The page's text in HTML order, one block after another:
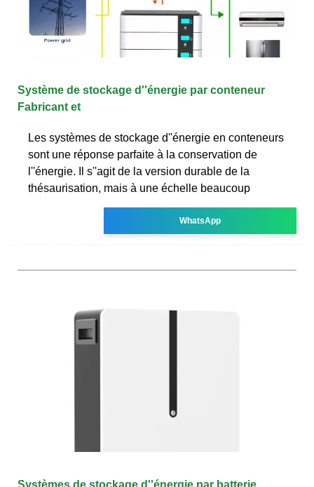
Système de stockage d''énergie par conteneur
Fabricant et
Les systèmes de stockage d''énergie en conteneurs
sont une réponse parfaite à la conservation de
l''énergie. Il s''agit de la version durable de la
thésaurisation, mais à une échelle beaucoup
WhatsApp
Systèmes de stockage d''énergie par batterie